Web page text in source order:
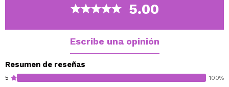
5.00
Escribe una opinión
Resumen de reseñas
5 100%